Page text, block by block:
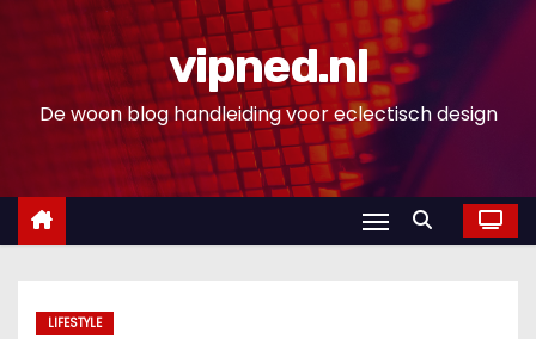
n
vipned.nl
De woon blog handleiding voor eclectisch design
LIFESTYLE